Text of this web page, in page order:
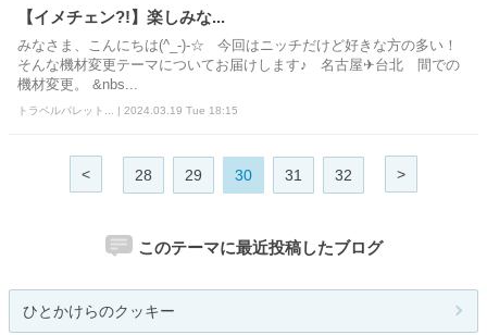
【イメチェン?!】楽しみな...
みなさま、こんにちは(^_-)-☆ 今回はニッチだけど好きな方の多い！
そんな機材変更テーマについてお届けします♪ 名古屋✈台北 間での
機材変更。 &nbs...
トラベルパレット... | 2024.03.19 Tue 18:15
< 28 29 30 31 32 >
このテーマに最近投稿したブログ
ひとかけらのクッキー